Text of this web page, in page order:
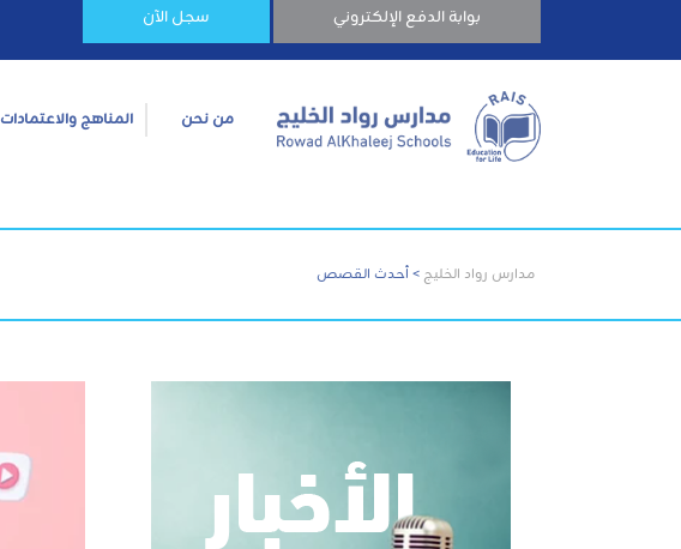
بوابة الدفع الإلكتروني سجل الآن
من نحن المناهج والاعتمادات
مدارس رواد الخليج >أحدث القصص